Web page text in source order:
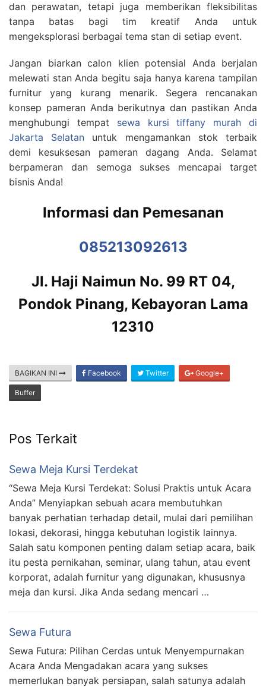
dan perawatan, tetapi juga memberikan fleksibilitas
tanpa batas bagi tim kreatif Anda untuk
mengeksplorasi berbagai tema stan di setiap event.
Jangan biarkan calon klien potensial Anda berjalan
melewati stan Anda begitu saja hanya karena tampilan
furnitur yang kurang menarik. Segera rencanakan
konsep pameran Anda berikutnya dan pastikan Anda
menghubungi tempat sewa kursi tiffany murah di
Jakarta Selatan untuk mengamankan stok terbaik
demi kesuksesan pameran dagang Anda. Selamat
berpameran dan semoga sukses mencapai target
bisnis Anda!
Informasi dan Pemesanan
085213092613
Jl. Haji Naimun No. 99 RT 04,
Pondok Pinang, Kebayoran Lama
12310
BAGIKAN INI Facebook Twitter Google+
Buffer
Pos Terkait
Sewa Meja Kursi Terdekat
“Sewa Meja Kursi Terdekat: Solusi Praktis untuk Acara
Anda” Menyiapkan sebuah acara membutuhkan
banyak perhatian terhadap detail, mulai dari pemilihan
lokasi, dekorasi, hingga kebutuhan logistik lainnya.
Salah satu komponen penting dalam setiap acara, baik
itu pesta pernikahan, seminar, ulang tahun, atau event
korporat, adalah furnitur yang digunakan, khususnya
meja dan kursi. Jika Anda sedang mencari …
Sewa Futura
Sewa Futura: Pilihan Cerdas untuk Menyempurnakan
Acara Anda Mengadakan acara yang sukses
memerlukan banyak persiapan, salah satunya adalah